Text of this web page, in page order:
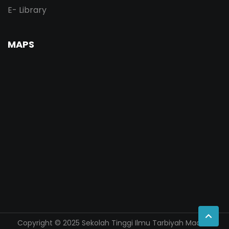
E- Library
MAPS
Copyright © 2025 Sekolah Tinggi Ilmu Tarbiyah Madani